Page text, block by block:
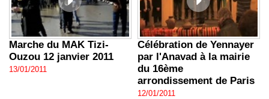
Marche du MAK Tizi-
Ouzou 12 janvier 2011
13/01/2011
Célébration de Yennayer
par l'Anavad à la mairie
du 16ème
arrondissement de Paris
12/01/2011